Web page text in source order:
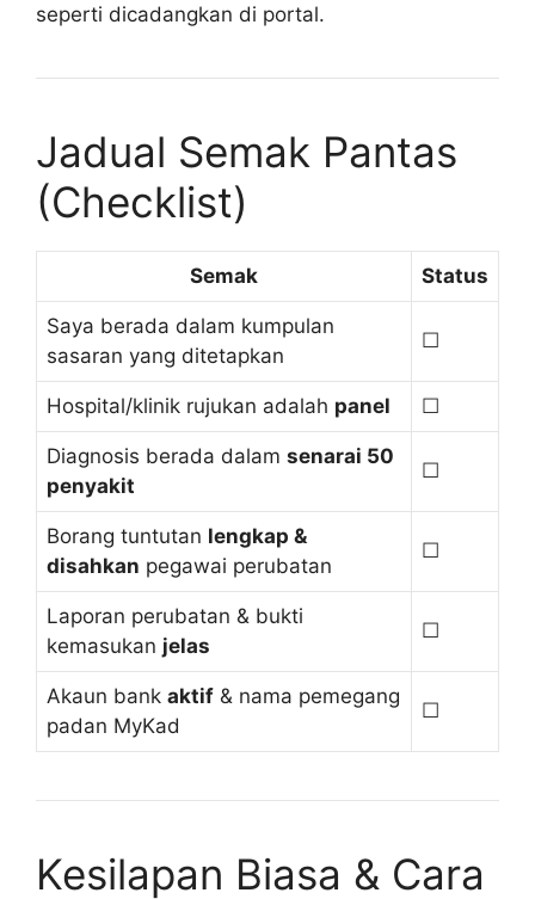
seperti dicadangkan di portal.
Jadual Semak Pantas
(Checklist)
Semak Status
Saya berada dalam kumpulan
sasaran yang ditetapkan
☐
Hospital/klinik rujukan adalah panel ☐
Diagnosis berada dalam senarai 50
penyakit
☐
Borang tuntutan lengkap &
disahkan pegawai perubatan
☐
Laporan perubatan & bukti
kemasukan jelas
☐
Akaun bank aktif & nama pemegang
padan MyKad
☐
Kesilapan Biasa & Cara